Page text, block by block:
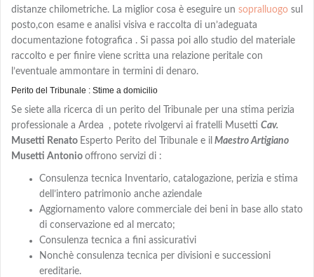
distanze chilometriche. La miglior cosa è eseguire un sopralluogo sul
posto,con esame e analisi visiva e raccolta di un’adeguata
documentazione fotografica . Si passa poi allo studio del materiale
raccolto e per finire viene scritta una relazione peritale con
l’eventuale ammontare in termini di denaro.
Perito del Tribunale : Stime a domicilio
Se siete alla ricerca di un perito del Tribunale per una stima perizia
professionale a Ardea
, potete rivolgervi ai fratelli Musetti Cav.
Musetti Renato Esperto Perito del Tribunale e il Maestro Artigiano
Musetti Antonio offrono servizi di :
Consulenza tecnica Inventario, catalogazione, perizia e stima
dell’intero patrimonio anche aziendale
Aggiornamento valore commerciale dei beni in base allo stato
di conservazione ed al mercato;
Consulenza tecnica a fini assicurativi
Nonchè consulenza tecnica per divisioni e successioni
ereditarie.